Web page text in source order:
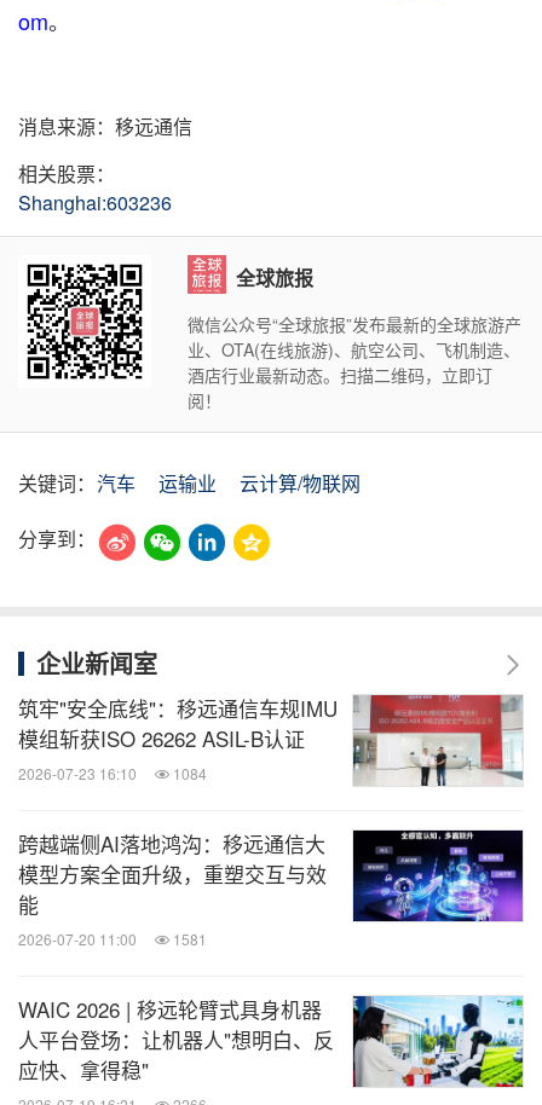
om。
消息来源：移远通信
相关股票：
Shanghai:603236
全球旅报
微信公众号“全球旅报”发布最新的全球旅游产
业、OTA(在线旅游)、航空公司、飞机制造、
酒店行业最新动态。扫描二维码，立即订
阅！
关键词： 汽车 运输业
云计算/物联网
分享到：
企业新闻室
筑牢"安全底线"：移远通信车规IMU
模组斩获ISO 26262 ASIL-B认证
2026-07-23 16:10 1084
跨越端侧AI落地鸿沟：移远通信大
模型方案全面升级，重塑交互与效
能
2026-07-20 11:00 1581
WAIC 2026 | 移远轮臂式具身机器
人平台登场：让机器人"想明白、反
应快、拿得稳"